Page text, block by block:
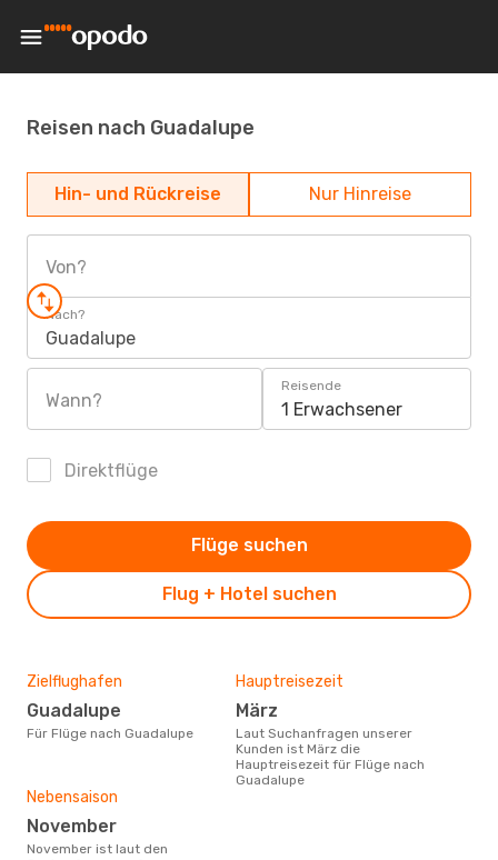
Reisen nach Guadalupe
Hin- und Rückreise Nur Hinreise
Von?
Nach?
Guadalupe
Wann?
Reisende
1 Erwachsener
Direktflüge
Flug + Hotel suchen
Flüge suchen
Zielflughafen
Guadalupe
Für Flüge nach Guadalupe
Hauptreisezeit
März
Laut Suchanfragen unserer
Kunden ist März die
Hauptreisezeit für Flüge nach
Guadalupe
Nebensaison
November
November ist laut den